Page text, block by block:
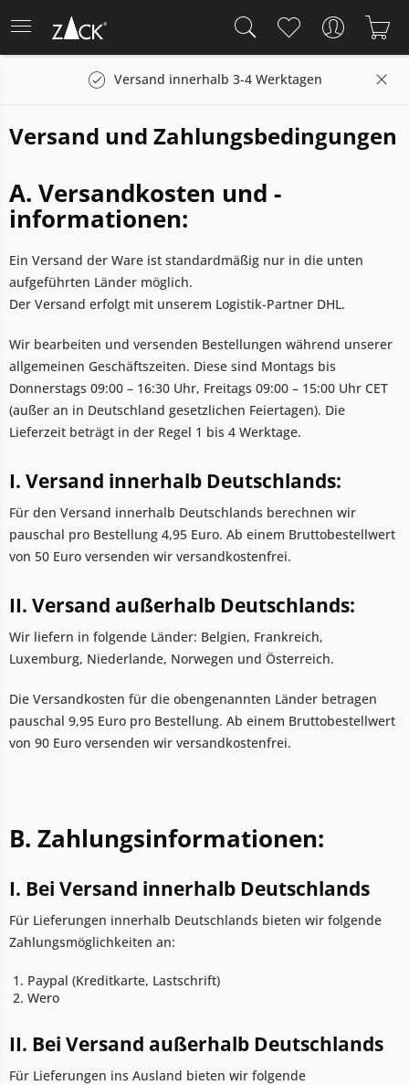
Versand innerhalb 3-4 Werktagen
Versand und Zahlungsbedingungen
A. Versandkosten und -
informationen:
Ein Versand der Ware ist standardmäßig nur in die unten
aufgeführten Länder möglich.
Der Versand erfolgt mit unserem Logistik-Partner DHL.
Wir bearbeiten und versenden Bestellungen während unserer
allgemeinen Geschäftszeiten. Diese sind Montags bis
Donnerstags 09:00 – 16:30 Uhr, Freitags 09:00 – 15:00 Uhr CET
(außer an in Deutschland gesetzlichen Feiertagen). Die
Lieferzeit beträgt in der Regel 1 bis 4 Werktage.
I. Versand innerhalb Deutschlands:
Für den Versand innerhalb Deutschlands berechnen wir
pauschal pro Bestellung 4,95 Euro. Ab einem Bruttobestellwert
von 50 Euro versenden wir versandkostenfrei.
II. Versand außerhalb Deutschlands:
Wir liefern in folgende Länder: Belgien, Frankreich,
Luxemburg, Niederlande, Norwegen und Österreich.
Die Versandkosten für die obengenannten Länder betragen
pauschal 9,95 Euro pro Bestellung. Ab einem Bruttobestellwert
von 90 Euro versenden wir versandkostenfrei.
B. Zahlungsinformationen:
I. Bei Versand innerhalb Deutschlands
Für Lieferungen innerhalb Deutschlands bieten wir folgende
Zahlungsmöglichkeiten an:
Paypal (Kreditkarte, Lastschrift)
Wero
II. Bei Versand außerhalb Deutschlands
Für Lieferungen ins Ausland bieten wir folgende